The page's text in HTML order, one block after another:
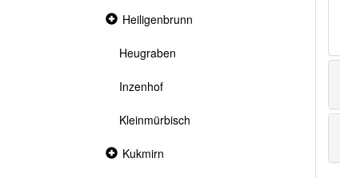
Collapsed
section
Heiligenbrunn
Heugraben
Inzenhof
Kleinmürbisch
Collapsed
Kukmirn